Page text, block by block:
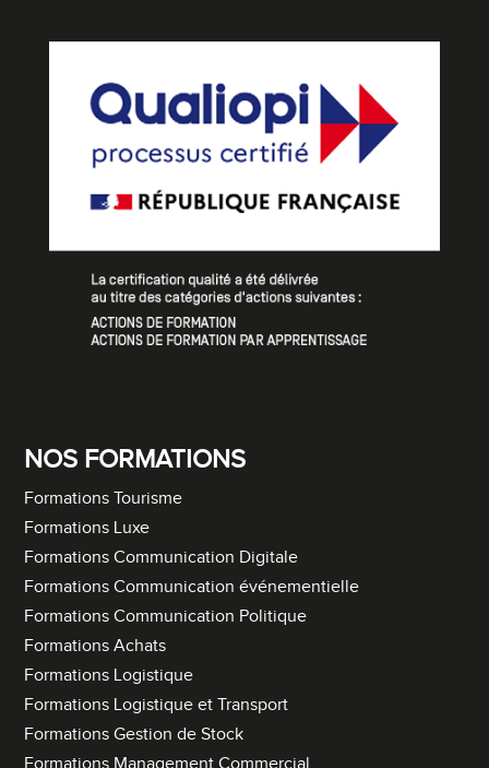
NOS FORMATIONS
Formations Tourisme
Formations Luxe
Formations Communication Digitale
Formations Communication événementielle
Formations Communication Politique
Formations Achats
Formations Logistique
Formations Logistique et Transport
Formations Gestion de Stock
Formations Management Commercial